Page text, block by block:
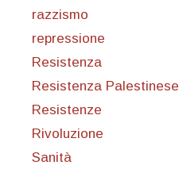
razzismo
repressione
Resistenza
Resistenza Palestinese
Resistenze
Rivoluzione
Sanità